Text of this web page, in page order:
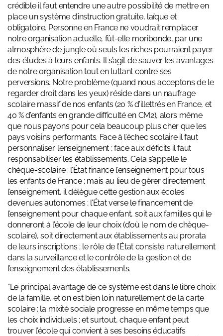
crédible il faut entendre une autre possibilité de mettre en
place un système d’instruction gratuite, laïque et
obligatoire. Personne en France ne voudrait remplacer
notre organisation actuelle, fût-elle moribonde, par une
atmosphère de jungle où seuls les riches pourraient payer
des études à leurs enfants. Il s’agit de sauver les avantages
de notre organisation tout en luttant contre ses
perversions. Notre problème (quand nous acceptons de le
regarder droit dans les yeux) réside dans un naufrage
scolaire massif de nos enfants (20 % d’illettrés en France, et
40 % d’enfants en grande difficulté en CM2), alors même
que nous payons pour cela beaucoup plus cher que les
pays voisins performants. Face à l’échec scolaire il faut
personnaliser l’enseignement ; face aux déficits il faut
responsabiliser les établissements. Cela s’appelle le
chèque-scolaire : l’État finance l’enseignement pour tous
les enfants de France ; mais au lieu de gérer directement
l’enseignement, il délègue cette gestion aux écoles
devenues autonomes ; l’État verse le financement de
l’enseignement pour chaque enfant, soit aux familles qui le
donneront à l’école de leur choix (d’où le nom de chèque-
scolaire), soit directement aux établissements au prorata
de leurs inscriptions ; le rôle de l’État consiste naturellement
dans la surveillance et le contrôle de la gestion et de
l’enseignement des établissements.
“Le principal avantage de ce système est dans le libre choix
de la famille, et on est bien loin naturellement de la carte
scolaire : la mixité sociale progresse en même temps que
les choix individuels ; et surtout, chaque enfant peut
trouver l’école qui convient à ses besoins éducatifs